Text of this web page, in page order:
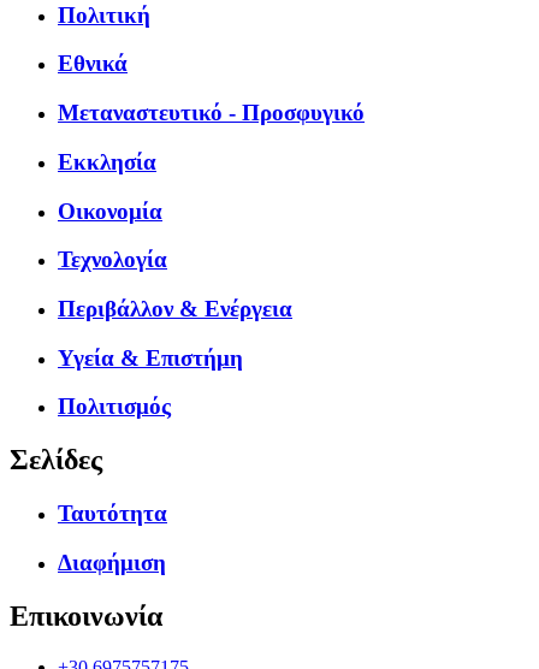
Πολιτική
Εθνικά
Μεταναστευτικό - Προσφυγικό
Εκκλησία
Οικονομία
Τεχνολογία
Περιβάλλον & Ενέργεια
Υγεία & Επιστήμη
Πολιτισμός
Σελίδες
Ταυτότητα
Διαφήμιση
Επικοινωνία